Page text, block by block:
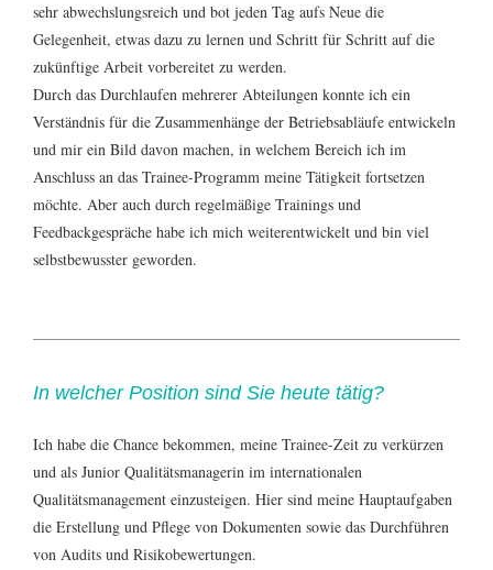
sehr abwechslungsreich und bot jeden Tag aufs Neue die
Gelegenheit, etwas dazu zu lernen und Schritt für Schritt auf die
zukünftige Arbeit vorbereitet zu werden.
Durch das Durchlaufen mehrerer Abteilungen konnte ich ein
Verständnis für die Zusammenhänge der Betriebsabläufe entwickeln
und mir ein Bild davon machen, in welchem Bereich ich im
Anschluss an das Trainee-Programm meine Tätigkeit fortsetzen
möchte. Aber auch durch regelmäßige Trainings und
Feedbackgespräche habe ich mich weiterentwickelt und bin viel
selbstbewusster geworden.
In welcher Position sind Sie heute tätig?
Ich habe die Chance bekommen, meine Trainee-Zeit zu verkürzen
und als Junior Qualitätsmanagerin im internationalen
Qualitätsmanagement einzusteigen. Hier sind meine Hauptaufgaben
die Erstellung und Pflege von Dokumenten sowie das Durchführen
von Audits und Risikobewertungen.